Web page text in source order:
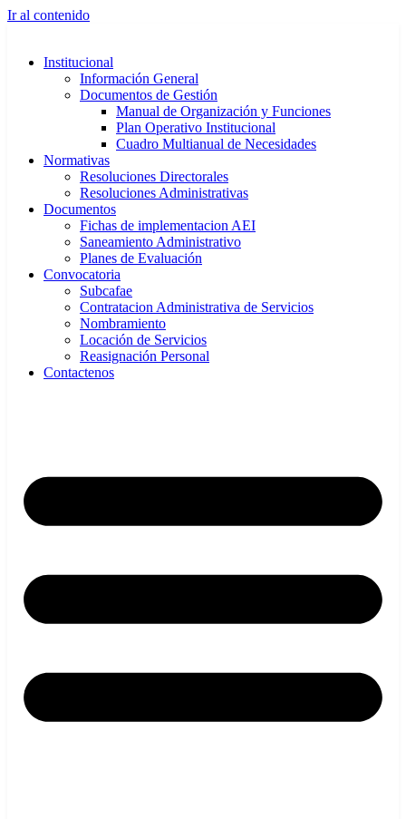
Ir al contenido
Institucional
Información General
Documentos de Gestión
Manual de Organización y Funciones
Plan Operativo Institucional
Cuadro Multianual de Necesidades
Normativas
Resoluciones Directorales
Resoluciones Administrativas
Documentos
Fichas de implementacion AEI
Saneamiento Administrativo
Planes de Evaluación
Convocatoria
Subcafae
Contratacion Administrativa de Servicios
Nombramiento
Locación de Servicios
Reasignación Personal
Contactenos